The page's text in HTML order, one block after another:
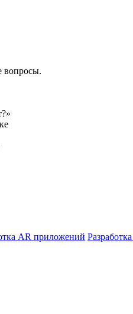
вопросы.
AR приложений